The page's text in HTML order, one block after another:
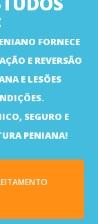
FORNECE
E REVERSÃO
E LESÕES
SEGURO E
PENIANA!